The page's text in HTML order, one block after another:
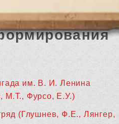
им. В. И. Ленина
М.Т., Фурсо, Е.У.)
(Глушнев, Ф.Е., Лянгер,